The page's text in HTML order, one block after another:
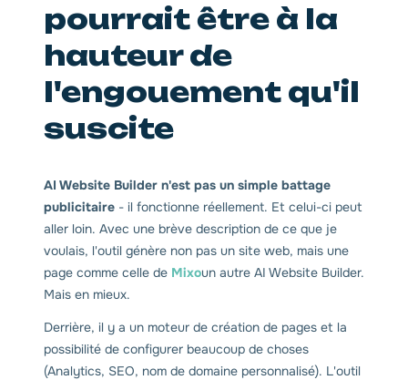
pourrait être à la
hauteur de
l'engouement qu'il
suscite
AI Website Builder n'est pas un simple battage
publicitaire - il fonctionne réellement. Et celui-ci peut
aller loin. Avec une brève description de ce que je
voulais, l'outil génère non pas un site web, mais une
page comme celle de Mixoun autre AI Website Builder.
Mais en mieux.
Derrière, il y a un moteur de création de pages et la
possibilité de configurer beaucoup de choses
(Analytics, SEO, nom de domaine personnalisé). L'outil